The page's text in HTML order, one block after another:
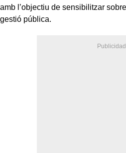
amb l’objectiu de sensibilitzar
gestió pública.